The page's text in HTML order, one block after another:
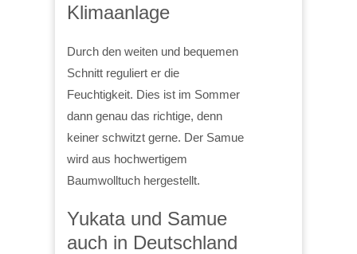
Klimaanlage
Durch den weiten und bequemen
Schnitt reguliert er die
Feuchtigkeit. Dies ist im Sommer
dann genau das richtige, denn
keiner schwitzt gerne. Der Samue
wird aus hochwertigem
Baumwolltuch hergestellt.
Yukata und Samue
auch in Deutschland